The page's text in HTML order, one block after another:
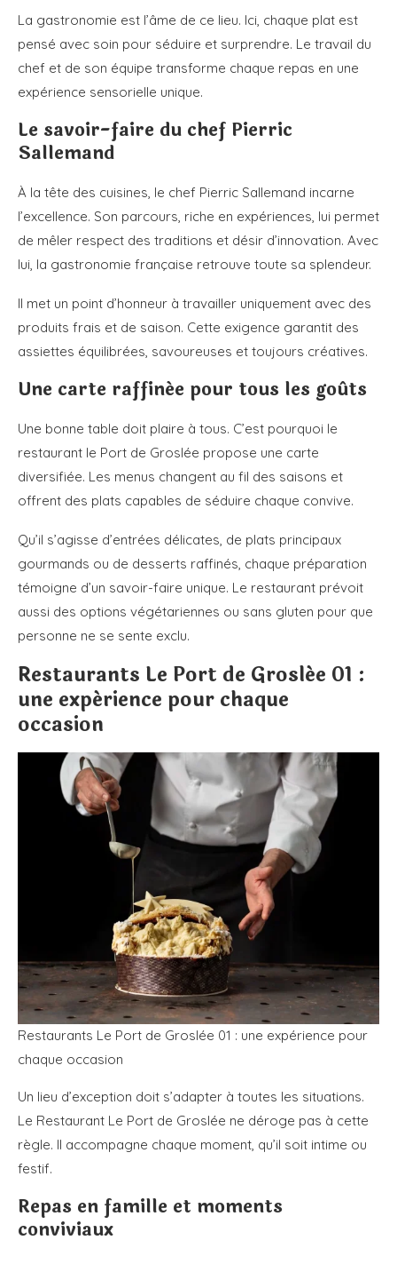
La gastronomie est l’âme de ce lieu. Ici, chaque plat est
pensé avec soin pour séduire et surprendre. Le travail du
chef et de son équipe transforme chaque repas en une
expérience sensorielle unique.
Le savoir-faire du chef Pierric
Sallemand
À la tête des cuisines, le chef Pierric Sallemand incarne
l’excellence. Son parcours, riche en expériences, lui permet
de mêler respect des traditions et désir d’innovation. Avec
lui, la gastronomie française retrouve toute sa splendeur.
Il met un point d’honneur à travailler uniquement avec des
produits frais et de saison. Cette exigence garantit des
assiettes équilibrées, savoureuses et toujours créatives.
Une carte raffinée pour tous les goûts
Une bonne table doit plaire à tous. C’est pourquoi le
restaurant le Port de Groslée propose une carte
diversifiée. Les menus changent au fil des saisons et
offrent des plats capables de séduire chaque convive.
Qu’il s’agisse d’entrées délicates, de plats principaux
gourmands ou de desserts raffinés, chaque préparation
témoigne d’un savoir-faire unique. Le restaurant prévoit
aussi des options végétariennes ou sans gluten pour que
personne ne se sente exclu.
Restaurants Le Port de Groslée 01 :
une expérience pour chaque
occasion
Restaurants Le Port de Groslée 01 : une expérience pour
chaque occasion
Un lieu d’exception doit s’adapter à toutes les situations.
Le Restaurant Le Port de Groslée ne déroge pas à cette
règle. Il accompagne chaque moment, qu’il soit intime ou
festif.
Repas en famille et moments
conviviaux